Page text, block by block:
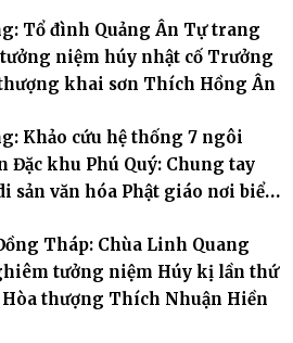
Tổ đình Quảng Ân Tự trang
niệm húy nhật cố Trưởng
khai sơn Thích Hồng Ân
Khảo cứu hệ thống 7 ngôi
Đặc khu Phú Quý: Chung tay
sản văn hóa Phật giáo nơi biển
Tháp: Chùa Linh Quang
tưởng niệm Húy kị lần thứ
thượng Thích Nhuận Hiền